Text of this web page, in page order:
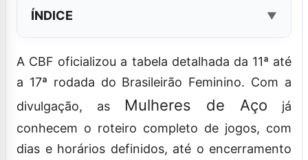
ÍNDICE
A CBF oficializou a tabela detalhada da 11ª até
a 17ª rodada do Brasileirão Feminino. Com a
divulgação, as Mulheres de Aço já
conhecem o roteiro completo de jogos, com
dias e horários definidos, até o encerramento